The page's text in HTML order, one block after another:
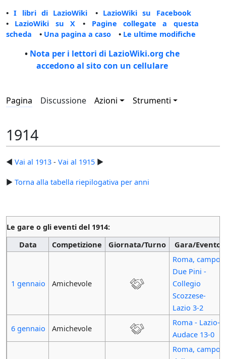
•I libri di LazioWiki • LazioWiki su Facebook
• LazioWiki su X • Pagine collegate a questa
scheda • Una pagina a caso • Le ultime modifiche
• Nota per i lettori di LazioWiki.org che
accedono al sito con un cellulare
Pagina Discussione Azioni Strumenti
1914
◄ Vai al 1913 - Vai al 1915 ►
► Torna alla tabella riepilogativa per anni
Data Competizione Giornata/Turno Gara/Evento
Le gare o gli eventi del 1914:
1 gennaio Amichevole
Roma, campo
Due Pini -
Collegio
Scozzese-
Lazio 3-2
6 gennaio Amichevole
Roma - Lazio-
Audace 13-0
Roma, campo